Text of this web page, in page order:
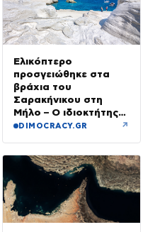
Ελικόπτερο
προσγειώθηκε στα
βράχια του
Σαρακήνικου στη
Μήλο – Ο ιδιοκτήτης
κατέβηκε για μπάνιο
DIMOCRACY.GR ↗